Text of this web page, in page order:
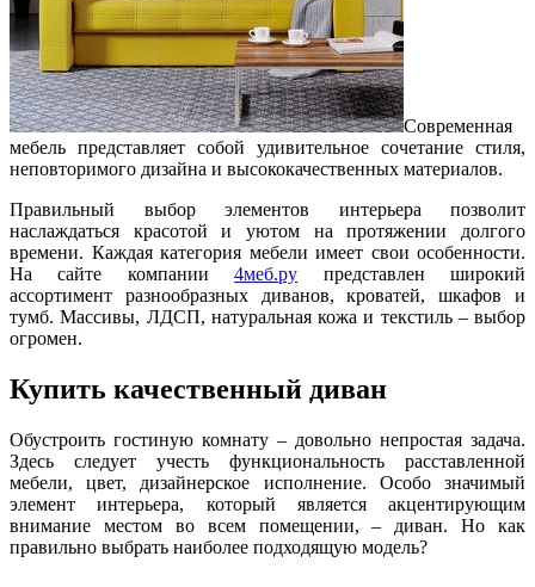
Современная
мебель представляет собой удивительное сочетание стиля,
неповторимого дизайна и высококачественных материалов.
Правильный выбор элементов интерьера позволит
наслаждаться красотой и уютом на протяжении долгого
времени. Каждая категория мебели имеет свои особенности.
На сайте компании4меб.ру представлен широкий
ассортимент разнообразных диванов, кроватей, шкафов и
тумб. Массивы, ЛДСП, натуральная кожа и текстиль – выбор
огромен.
Купить качественный диван
Обустроить гостиную комнату – довольно непростая задача.
Здесь следует учесть функциональность расставленной
мебели, цвет, дизайнерское исполнение. Особо значимый
элемент интерьера, который является акцентирующим
внимание местом во всем помещении, – диван. Но как
правильно выбрать наиболее подходящую модель?